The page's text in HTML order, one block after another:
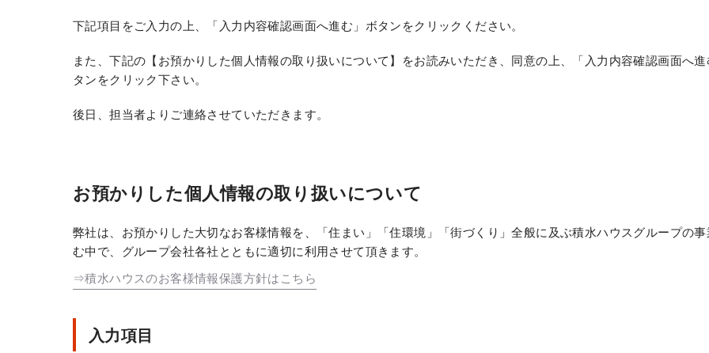
下記項目をご入力の上、「入力内容確認画面へ進む」ボタンをクリックください。
また、下記の【お預かりした個人情報の取り扱いについて】をお読みいただき、同意の上、「入力内容確認画面へ
タンをクリック下さい。
後日、担当者よりご連絡させていただきます。
お預かりした個人情報の取り扱いについて
弊社は、お預かりした大切なお客様情報を、「住まい」「住環境」「街づくり」全般に及ぶ積水ハウスグループの
む中で、グループ会社各社とともに適切に利用させて頂きます。
⇒積水ハウスのお客様情報保護方針はこちら
入力項目